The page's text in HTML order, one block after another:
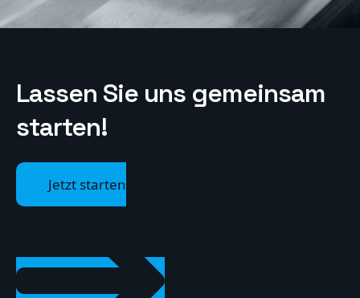
Lassen Sie uns gemeinsam
starten!
Jetzt starten